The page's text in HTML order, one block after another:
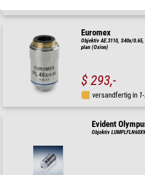
Euromex
Objektiv AE.3110, S40x/
plan (Oxion)
$ 293,-
versandfertig in
Evident
Objektiv